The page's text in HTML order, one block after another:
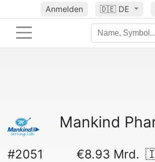
Anmelden 🇩🇪 DE
Mankind
#2051 €8.93 Mrd.